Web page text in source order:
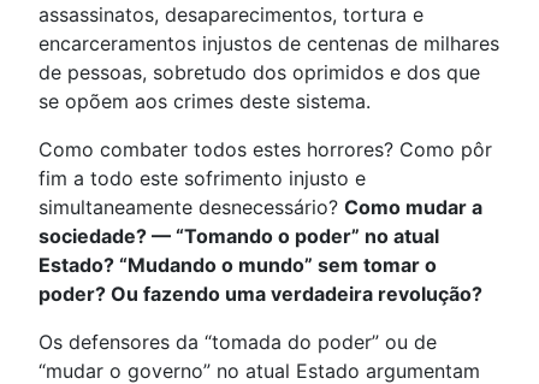
assassinatos, desaparecimentos, tortura e
encarceramentos injustos de centenas de milhares
de pessoas, sobretudo dos oprimidos e dos que
se opõem aos crimes deste sistema.
Como combater todos estes horrores? Como pôr
fim a todo este sofrimento injusto e
simultaneamente desnecessário? Como mudar a
sociedade? — “Tomando o poder” no atual
Estado? “Mudando o mundo” sem tomar o
poder? Ou fazendo uma verdadeira revolução?
Os defensores da “tomada do poder” ou de
“mudar o governo” no atual Estado argumentam